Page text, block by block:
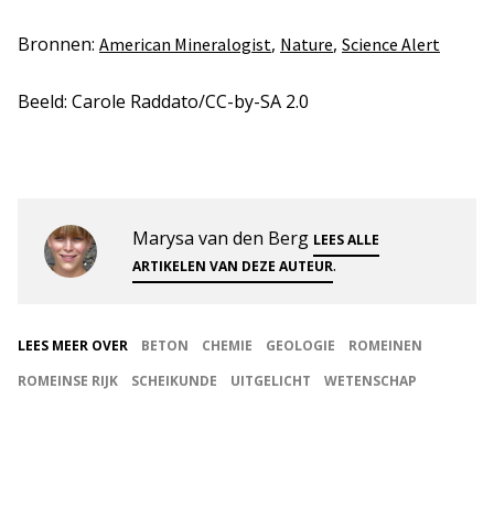
Bronnen: American Mineralogist, Nature, Science Alert
Beeld: Carole Raddato/CC-by-SA 2.0
Marysa van den Berg LEES ALLE
ARTIKELEN VAN DEZE AUTEUR.
LEES MEER OVER BETON CHEMIE GEOLOGIE
ROMEINEN
ROMEINSE RIJK
SCHEIKUNDE UITGELICHT WETENSCHAP